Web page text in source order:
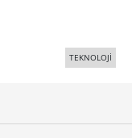
TEKNOLOJİ